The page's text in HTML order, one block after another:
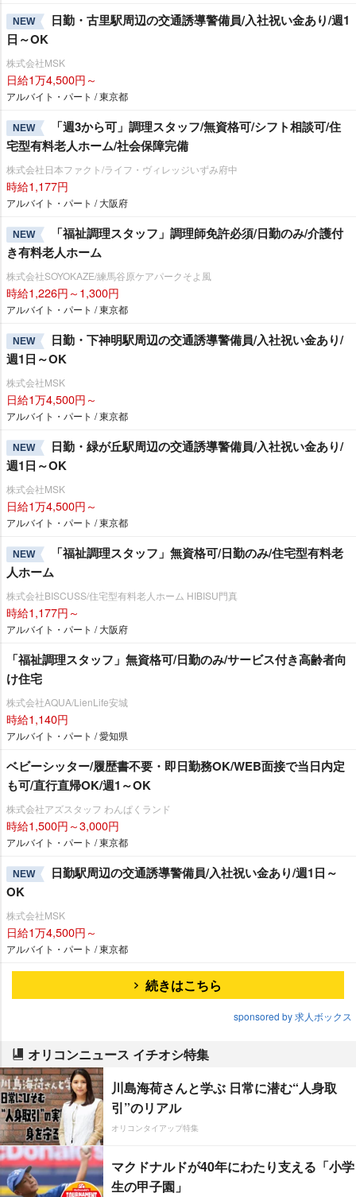
NEW
日勤・古里駅周辺の交通誘導警備員/入社祝い金あり/週1
日～OK
株式会社MSK
日給1万4,500円～
アルバイト・パート / 東京都
NEW
「週3から可」調理スタッフ/無資格可/シフト相談可/住
宅型有料老人ホーム/社会保障完備
株式会社日本ファクト/ライフ・ヴィレッジいずみ府中
時給1,177円
アルバイト・パート / 大阪府
NEW
「福祉調理スタッフ」調理師免許必須/日勤のみ/介護付
き有料老人ホーム
株式会社SOYOKAZE/練馬谷原ケアパークそよ風
時給1,226円～1,300円
アルバイト・パート / 東京都
NEW
日勤・下神明駅周辺の交通誘導警備員/入社祝い金あり/
週1日～OK
株式会社MSK
日給1万4,500円～
アルバイト・パート / 東京都
NEW
日勤・緑が丘駅周辺の交通誘導警備員/入社祝い金あり/
週1日～OK
株式会社MSK
日給1万4,500円～
アルバイト・パート / 東京都
NEW
「福祉調理スタッフ」無資格可/日勤のみ/住宅型有料老
人ホーム
株式会社BISCUSS/住宅型有料老人ホーム HIBISU門真
時給1,177円～
アルバイト・パート / 大阪府
「福祉調理スタッフ」無資格可/日勤のみ/サービス付き高齢者向
け住宅
株式会社AQUA/LienLife安城
時給1,140円
アルバイト・パート / 愛知県
ベビーシッター/履歴書不要・即日勤務OK/WEB面接で当日内定
も可/直行直帰OK/週1～OK
株式会社アズスタッフ わんぱくランド
時給1,500円～3,000円
アルバイト・パート / 東京都
NEW
日勤駅周辺の交通誘導警備員/入社祝い金あり/週1日～
OK
株式会社MSK
日給1万4,500円～
アルバイト・パート / 東京都
続きはこちら
sponsored by 求人ボックス
オリコンニュース イチオシ特集
川島海荷さんと学ぶ 日常に潜む“人身取
引”のリアル
オリコンタイアップ特集
マクドナルドが40年にわたり支える「小学
生の甲子園」